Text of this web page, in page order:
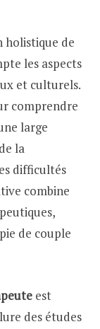
holistique de
les aspects
et culturels.
comprendre
large
la
difficultés
combine
de couple
est
des études